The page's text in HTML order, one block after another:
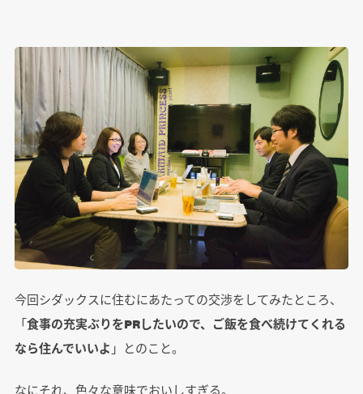
今回シダックスに住むにあたっての交渉をしてみたところ、
「食事の充実ぶりをPRしたいので、ご飯を食べ続けてくれる
なら住んでいいよ 」とのこと。
なにそれ、色々な意味でおいしすぎる。